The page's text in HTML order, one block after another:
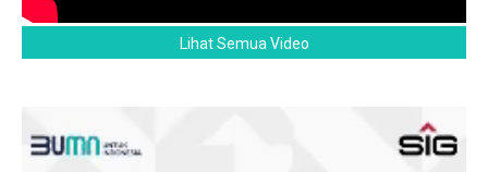
Lihat Semua Video